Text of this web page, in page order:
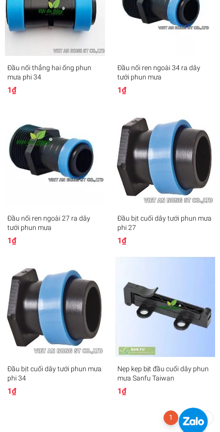
Đầu nối thẳng hai ống phun
mưa phi 34
1₫
Đầu nối ren ngoài 34 ra dây
tưới phun mưa
1₫
Đầu nối ren ngoài 27 ra dây
tưới phun mưa
1₫
Đầu bịt cuối dây tưới phun mưa
phi 27
1₫
Đầu bịt cuối dây tưới phun mưa
phi 34
1₫
Nẹp kẹp bịt đầu cuối dây phun
mưa Sanfu Taiwan
1₫
1 2